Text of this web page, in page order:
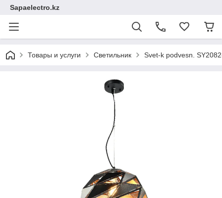
Sapaelectro.kz
Товары и услуги Светильник Svet-k podvesn.